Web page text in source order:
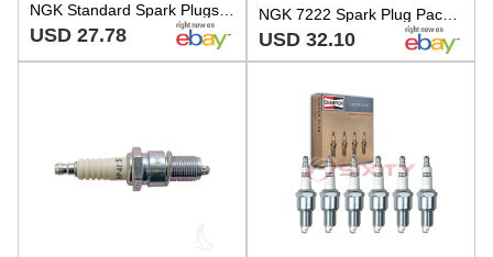
NGK Standard Spark Plugs BPR4ES 6578 Set of 4
USD 27.78 USD 32.10